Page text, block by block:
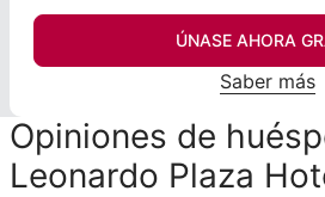
ÚNASE AHORA
Saber más
Opiniones de
Leonardo Plaza